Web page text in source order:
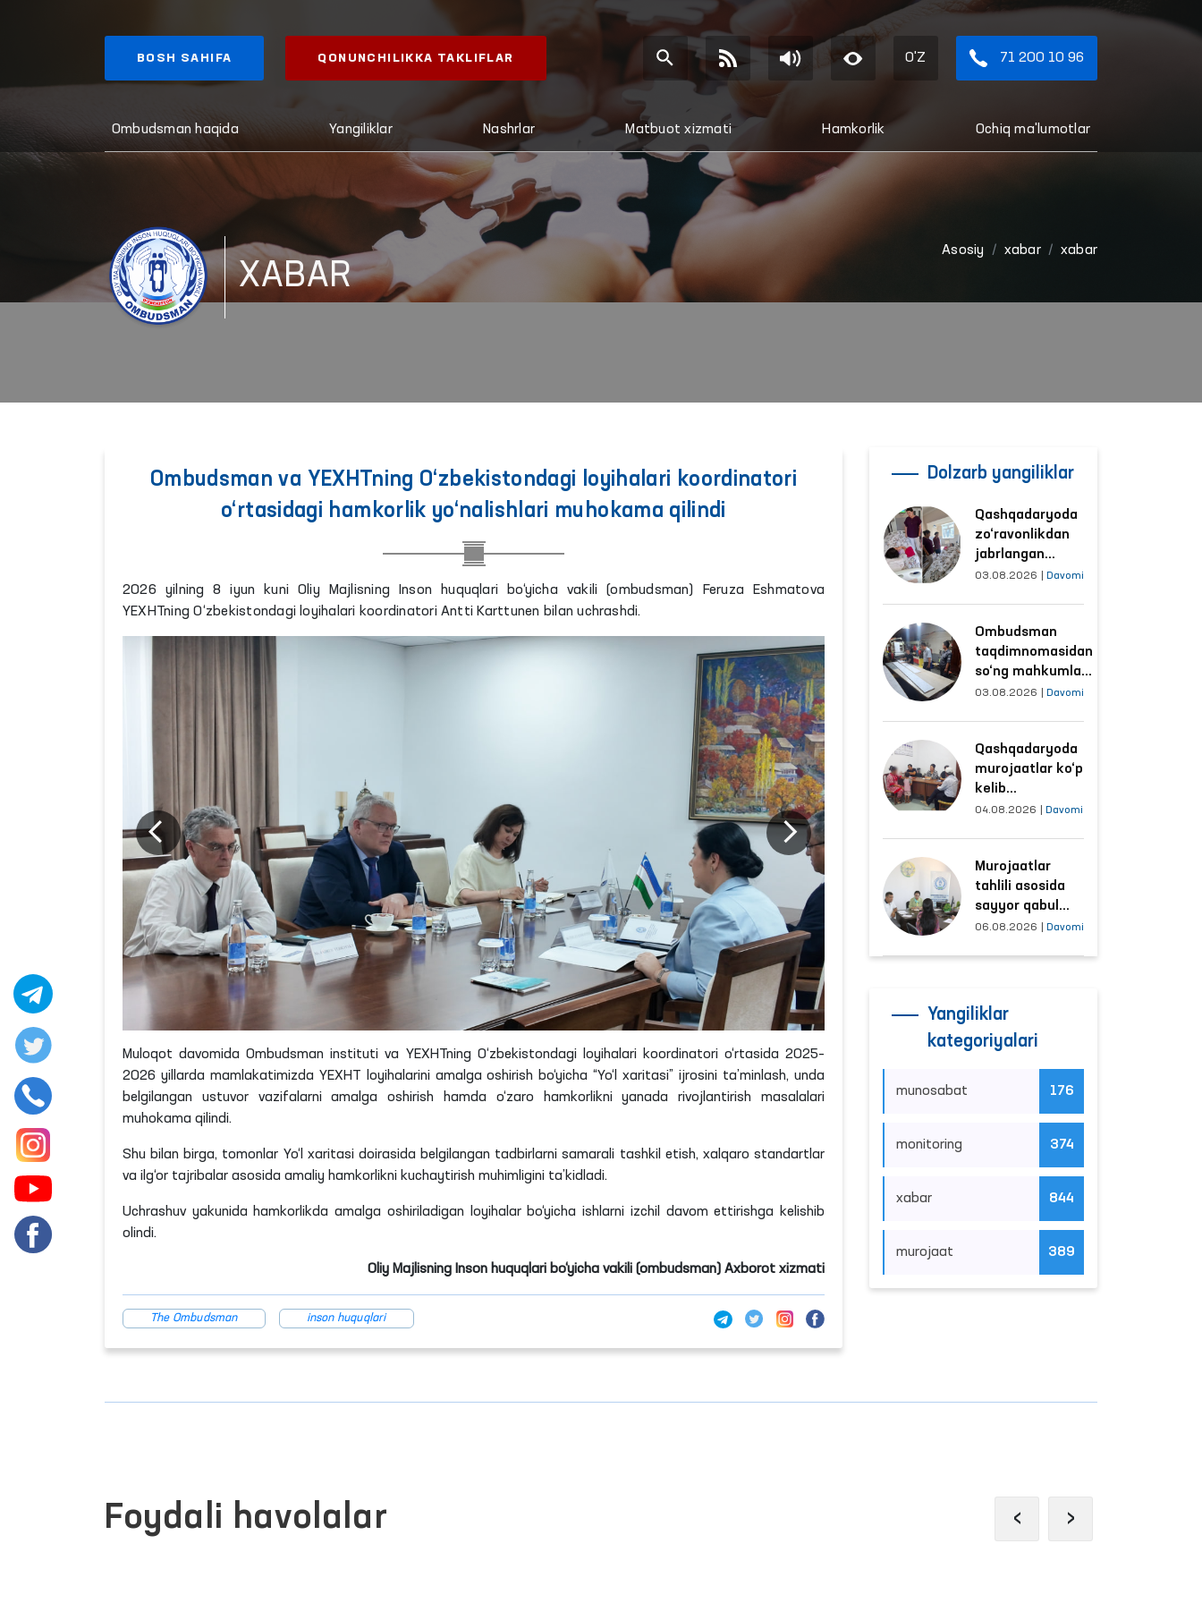
BOSH SAHIFA QONUNCHILIKKA TAKLIFLAR O'Z 71 200 10 96
Ombudsman haqida Yangiliklar Nashrlar Matbuot xizmati Hamkorlik Ochiq ma'lumotlar
XABAR
Asosiy xabar xabar
Ombudsman va YEXHTning O‘zbekistondagi loyihalari koordinatori
o‘rtasidagi hamkorlik yo‘nalishlari muhokama qilindi
2026 yilning 8 iyun kuni Oliy Majlisning Inson huquqlari bo‘yicha vakili (ombudsman) Feruza Eshmatova
YEXHTning O‘zbekistondagi loyihalari koordinatori Antti Karttunen bilan uchrashdi.
Muloqot davomida Ombudsman instituti va YEXHTning O‘zbekistondagi loyihalari koordinatori o‘rtasida 2025–
2026 yillarda mamlakatimizda YEXHT loyihalarini amalga oshirish bo‘yicha “Yo‘l xaritasi” ijrosini ta’minlash, unda
belgilangan ustuvor vazifalarni amalga oshirish hamda o‘zaro hamkorlikni yanada rivojlantirish masalalari
muhokama qilindi.
Shu bilan birga, tomonlar Yo‘l xaritasi doirasida belgilangan tadbirlarni samarali tashkil etish, xalqaro standartlar
va ilg‘or tajribalar asosida amaliy hamkorlikni kuchaytirish muhimligini ta’kidladi.
Uchrashuv yakunida hamkorlikda amalga oshiriladigan loyihalar bo‘yicha ishlarni izchil davom ettirishga kelishib
olindi.
Oliy Majlisning Inson huquqlari bo‘yicha vakili (ombudsman) Axborot xizmati
The Ombudsman inson huquqlari
Dolzarb yangiliklar
Qashqadaryoda
zo‘ravonlikdan
jabrlangan
ayolning holati
o‘rganildi
03.08.2026 Davomi
Ombudsman
taqdimnomasidan
so‘ng mahkumlar
mehnat
sharoitlar
yaxshilandi
03.08.2026 Davomi
Qashqadaryoda
murojaatlar ko‘p
kelib
tushayotgan
yo‘lga qo‘yildi
04.08.2026 Davomi
Murojaatlar
tahlili asosida
sayyor qabul
o‘tkaziladigan
06.08.2026 Davomi
Yangiliklar
kategoriyalari
munosabat 176
monitoring 374
xabar 844
murojaat 389
Foydali havolalar ‹ ›